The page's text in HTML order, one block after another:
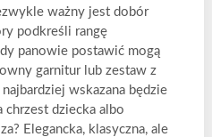
ważny jest dobór
podkreśli rangę
panowie postawić mogą
garnitur lub zestaw z
wskazana będzie
chrzest dziecka albo
Elegancka, klasyczna, ale